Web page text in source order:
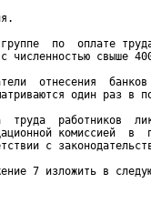
по  оплате
численностью свыше
отнесения
один раз в
труда  работников
комиссией  в
с
7 изложить в